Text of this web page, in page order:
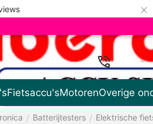
×
NL
Fietsaccu'sMotorenOverige
/ Batterijtesters / Elektrische